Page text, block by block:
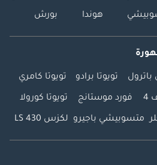
هوندا بورش
تويوتا برادو تويوتا كامري
4 فورد موستانج تويوتا كورولا
متسوبيشي باجيرو لكزس LS 430